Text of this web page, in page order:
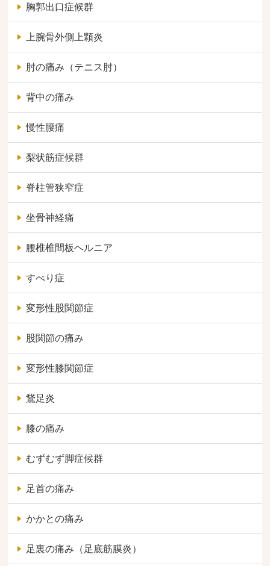
胸郭出口症候群
上腕骨外側上顆炎
肘の痛み（テニス肘）
背中の痛み
慢性腰痛
梨状筋症候群
脊柱管狭窄症
坐骨神経痛
腰椎椎間板ヘルニア
すべり症
変形性股関節症
股関節の痛み
変形性膝関節症
鵞足炎
膝の痛み
むずむず脚症候群
足首の痛み
かかとの痛み
足裏の痛み（足底筋膜炎）